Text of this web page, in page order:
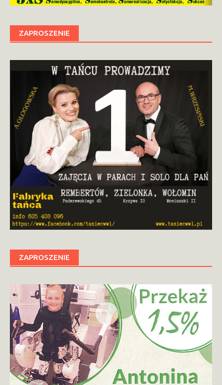
ZAPROSZENIE
ZAPROSZENIE